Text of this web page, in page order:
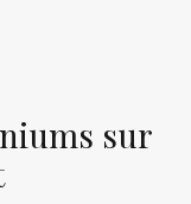
sur